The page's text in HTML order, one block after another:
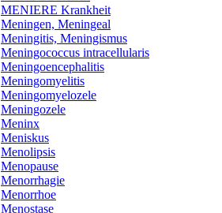
MENIERE Krankheit
Meningen, Meningeal
Meningitis, Meningismus
Meningococcus intracellularis
Meningoencephalitis
Meningomyelitis
Meningomyelozele
Meningozele
Meninx
Meniskus
Menolipsis
Menopause
Menorrhagie
Menorrhoe
Menostase